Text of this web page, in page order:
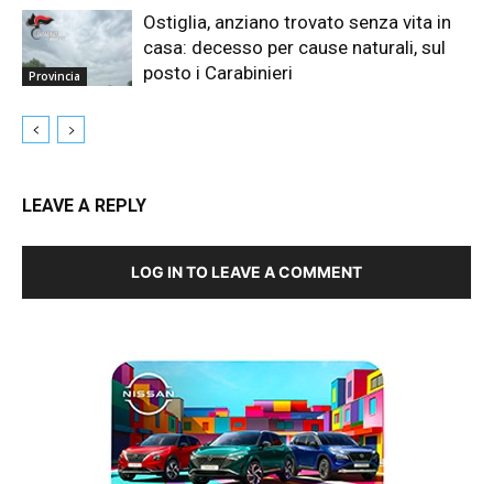
Provincia
Ostiglia, anziano trovato senza vita in
casa: decesso per cause naturali, sul
posto i Carabinieri
LEAVE A REPLY
LOG IN TO LEAVE A COMMENT